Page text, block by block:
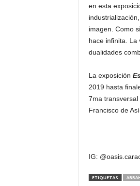
en esta
imagen. Como
hace infinita. La
dualidades
La exposición
2019 hasta
7ma
Francisco de
IG:
ETIQUETAS